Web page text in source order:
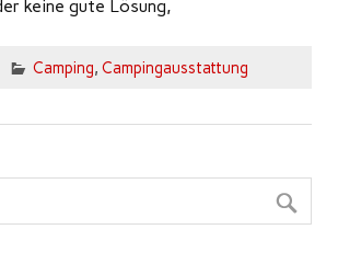
keine gute Lösung,
Camping, Campingausstattung